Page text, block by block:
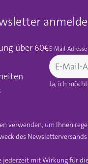
über 60€E-Mail-Adresse
Ja, ich
verwenden, um Ihnen
des
mit Wirkung für